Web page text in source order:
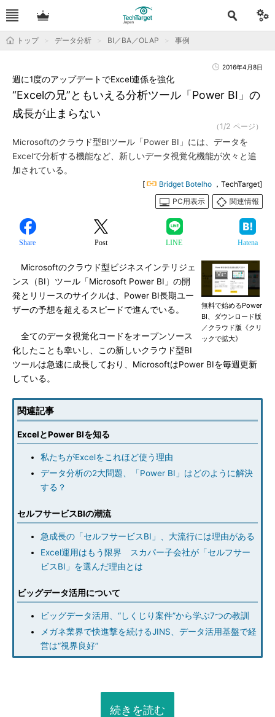
トップ データ分析 BI／BA／OLAP 事例
2016年4月8日
“Excelの兄”ともいえる分析ツール「Power BI」の
成長が止まらない
週に1度のアップデートでExcel連係を強化
（1/2 ページ）
Microsoftのクラウド型BIツール「Power BI」には、データを
Excelで分析する機能など、新しいデータ視覚化機能が次々と追
加されている。
[ Bridget Botelho ，TechTarget]
PC用表示
関連情報
Share Post LINE Hatena
無料で始めるPower
BI、ダウンロード版
／クラウド版《クリ
ックで拡大》
Microsoftのクラウド型ビジネスインテリジェ
ンス（BI）ツール「Microsoft Power BI」の開
発とリリースのサイクルは、Power BI長期ユー
ザーの予想を超えるスピードで進んでいる。
全てのデータ視覚化コードをオープンソース
化したことも幸いし、この新しいクラウド型BI
ツールは急速に成長しており、MicrosoftはPower BIを毎週更新
している。
関連記事
ExcelとPower BIを知る
私たちがExcelをこれほど使う理由
データ分析の2大問題、「Power BI」はどのように解決
する？
セルフサービスBIの潮流
急成長の「セルフサービスBI」、大流行には理由がある
Excel運用はもう限界 スカパー子会社が「セルフサー
ビスBI」を選んだ理由とは
ビッグデータ活用について
ビッグデータ活用、“しくじり案件”から学ぶ7つの教訓
メガネ業界で快進撃を続けるJINS、データ活用基盤で経
営は“視界良好”
続きを読む